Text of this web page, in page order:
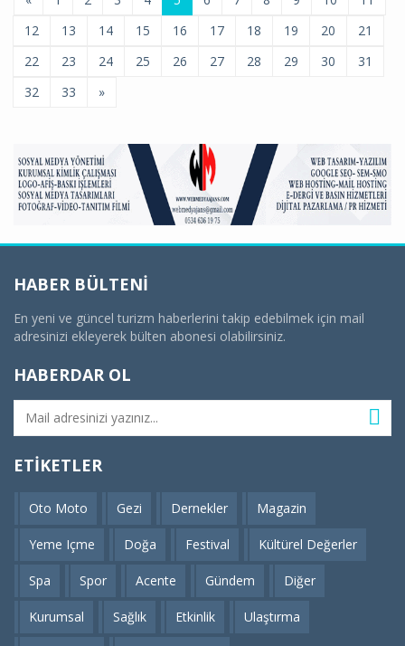
12
13 14 15 16 17 18 19 20
21
22
23 24 25 26 27 28 29 30
31
32
33 »
HABER BÜLTENI
En yeni ve güncel turizm haberlerini takip edebilmek için mail
adresinizi ekleyerek bülten abonesi olabilirsiniz.
HABERDAR OL
ETIKETLER
Oto Moto Gezi Dernekler Magazin
Yeme Içme Doğa Festival Kültürel Değerler
Spa Spor Acente Gündem Diğer
Kurumsal Sağlık Etkinlik Ulaştırma